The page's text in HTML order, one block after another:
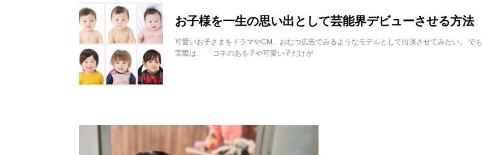
お子様を一生の思い出として芸能界デビューさせる方法
可愛いお子さまをドラマやCM、おむつ広告でみるようなモデルとして出演させてみたい。 でも
実際は、 「コネのある子や可愛い子だけが